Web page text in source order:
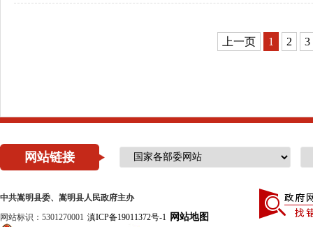
上一页 1 2 3
网站链接
中共嵩明县委、嵩明县人民政府主办
网站标识：5301270001 滇ICP备19011372号-1 网站地图